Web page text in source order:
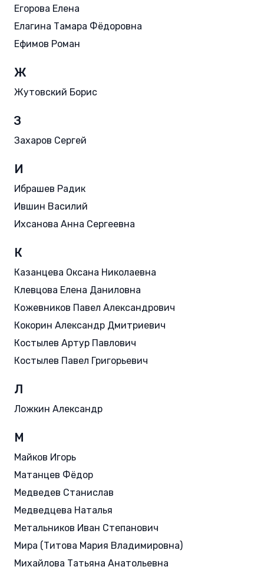
Егорова Елена
Елагина Тамара Фёдоровна
Ефимов Роман
Ж
Жутовский Борис
З
Захаров Сергей
И
Ибрашев Радик
Ившин Василий
Ихсанова Анна Сергеевна
К
Казанцева Оксана Николаевна
Клевцова Елена Даниловна
Кожевников Павел Александрович
Кокорин Александр Дмитриевич
Костылев Артур Павлович
Костылев Павел Григорьевич
Л
Ложкин Александр
М
Майков Игорь
Матанцев Фёдор
Медведев Станислав
Медведцева Наталья
Метальников Иван Степанович
Мира (Титова Мария Владимировна)
Михайлова Татьяна Анатольевна